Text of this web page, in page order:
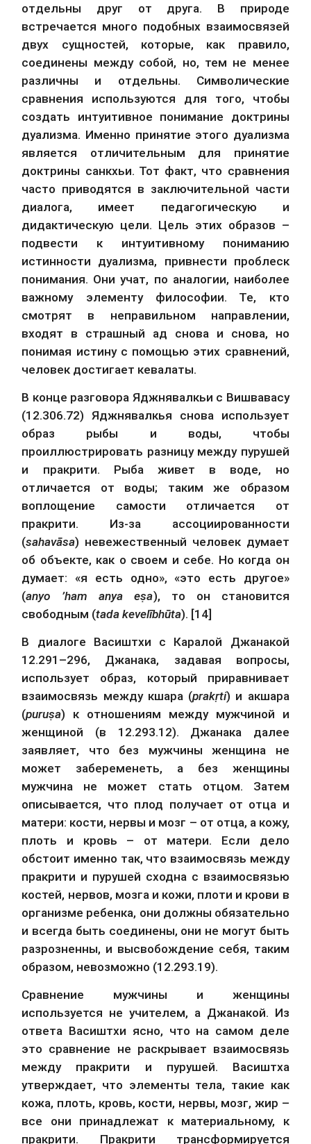
отдельны друг от друга. В природе
встречается много подобных взаимосвязей
двух сущностей, которые, как правило,
соединены между собой, но, тем не менее
различны и отдельны. Символические
сравнения используются для того, чтобы
создать интуитивное понимание доктрины
дуализма. Именно принятие этого дуализма
является отличительным для принятие
доктрины санкхьи. Тот факт, что сравнения
часто приводятся в заключительной части
диалога, имеет педагогическую и
дидактическую цели. Цель этих образов –
подвести к интуитивному пониманию
истинности дуализма, привнести проблеск
понимания. Они учат, по аналогии, наиболее
важному элементу философии. Те, кто
смотрят в неправильном направлении,
входят в страшный ад снова и снова, но
понимая истину с помощью этих сравнений,
человек достигает кевалаты.
В конце разговора Яджнявалкьи с Вишвавасу
(12.306.72) Яджнявалкья снова использует
образ рыбы и воды, чтобы
проиллюстрировать разницу между пурушей
и пракрити. Рыба живет в воде, но
отличается от воды; таким же образом
воплощение самости отличается от
пракрити. Из-за ассоциированности
(sahavāsa) невежественный человек думает
об объекте, как о своем и себе. Но когда он
думает: «я есть одно», «это есть другое»
(anyo ’ham anya eṣa), то он становится
свободным (tada kevelībhūta). [14]
В диалоге Васиштхи с Каралой Джанакой
12.291–296, Джанака, задавая вопросы,
использует образ, который приравнивает
взаимосвязь между кшара (prakṛti) и акшара
(puruṣa) к отношениям между мужчиной и
женщиной (в 12.293.12). Джанака далее
заявляет, что без мужчины женщина не
может забеременеть, а без женщины
мужчина не может стать отцом. Затем
описывается, что плод получает от отца и
матери: кости, нервы и мозг – от отца, а кожу,
плоть и кровь – от матери. Если дело
обстоит именно так, что взаимосвязь между
пракрити и пурушей сходна с взаимосвязью
костей, нервов, мозга и кожи, плоти и крови в
организме ребенка, они должны обязательно
и всегда быть соединены, они не могут быть
разрозненны, и высвобождение себя, таким
образом, невозможно (12.293.19).
Сравнение мужчины и женщины
используется не учителем, а Джанакой. Из
ответа Васиштхи ясно, что на самом деле
это сравнение не раскрывает взаимосвязь
между пракрити и пурушей. Васиштха
утверждает, что элементы тела, такие как
кожа, плоть, кровь, кости, нервы, мозг, жир –
все они принадлежат к материальному, к
пракрити. Пракрити трансформируется